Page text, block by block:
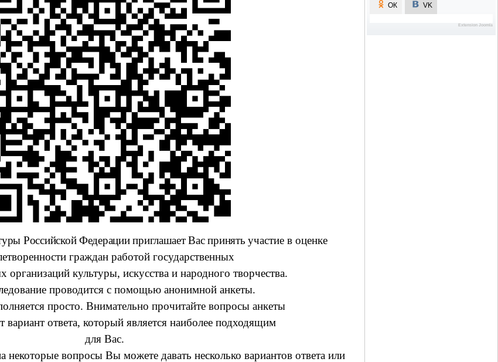
Российской Федерации приглашает Вас принять участие в оценке
граждан работой государственных
организаций культуры, искусства и народного творчества.
проводится с помощью анонимной анкеты.
просто. Внимательно прочитайте вопросы анкеты
вариант ответа, который является наиболее подходящим
для Вас.
некоторые вопросы Вы можете давать несколько вариантов ответа или
ОК
ОК VK
Extension Joomla